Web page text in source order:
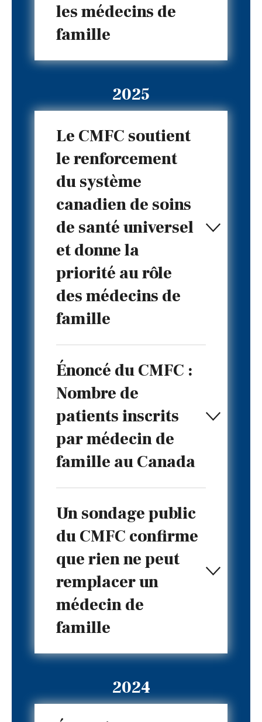
les médecins de
famille
2025
Le CMFC soutient
le renforcement
du système
canadien de soins
de santé universel
et donne la
priorité au rôle
des médecins de
famille
Énoncé du CMFC :
Nombre de
patients inscrits
par médecin de
famille au Canada
Un sondage public
du CMFC confirme
que rien ne peut
remplacer un
médecin de
famille
2024